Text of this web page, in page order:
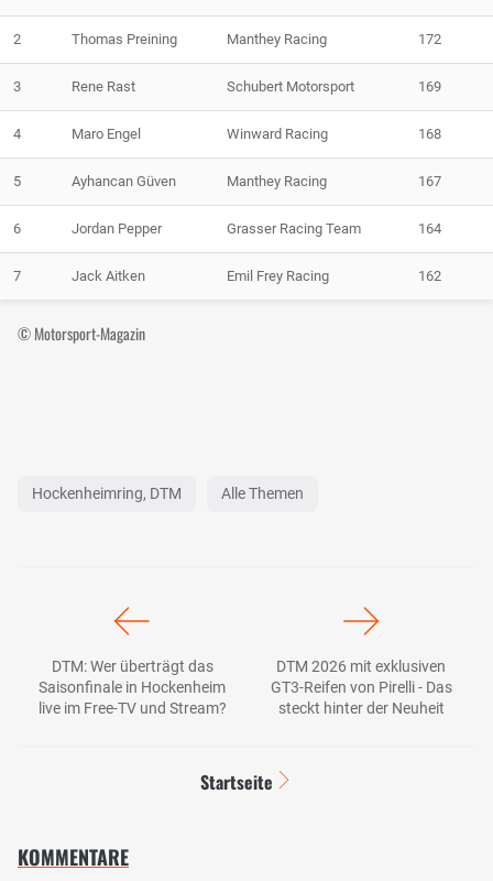
2 Thomas Preining Manthey Racing 172
3 Rene Rast Schubert Motorsport 169
4 Maro Engel Winward Racing 168
5 Ayhancan Güven Manthey Racing 167
6 Jordan Pepper Grasser Racing Team 164
7 Jack Aitken Emil Frey Racing 162
© Motorsport-Magazin
Hockenheimring, DTM Alle Themen
DTM: Wer überträgt das
Saisonfinale in Hockenheim
live im Free-TV und Stream?
DTM 2026 mit exklusiven
GT3-Reifen von Pirelli - Das
steckt hinter der Neuheit
Startseite
KOMMENTARE